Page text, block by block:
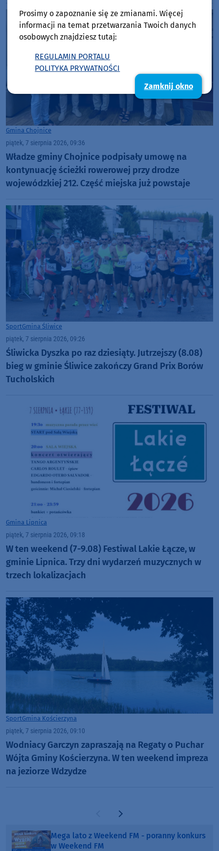
Gmina Chojnice
piątek, 7 sierpnia 2026, 09:36
Władze gminy Chojnice podpisały umowę na
kontynuację ścieżki rowerowej przy drodze
wojewódzkiej 212. Część miejska już powstaje
SportGmina Śliwice
piątek, 7 sierpnia 2026, 09:26
Śliwicka Dyszka po raz dziesiąty. Jutrzejszy (8.08)
bieg w gminie Śliwice zakończy Grand Prix Borów
Tucholskich
Gmina Lipnica
piątek, 7 sierpnia 2026, 09:18
W ten weekend (7-9.08) Festiwal Lakie Łącze, w
gminie Lipnica. Trzy dni wydarzeń muzycznych w
trzech lokalizacjach
SportGmina Kościerzyna
piątek, 7 sierpnia 2026, 09:10
Wodniacy Garczyn zapraszają na Regaty o Puchar
Wójta Gminy Kościerzyna. W ten weekend impreza
na jeziorze Wdzydze
Poprzednia strona
Następna strona
Mega lato z Weekend FM - poranny konkurs
w Weekend FM
Prosimy o zapoznanie się ze zmianami. Więcej
informacji na temat przetwarzania Twoich danych
osobowych znajdziesz tutaj:
REGULAMIN PORTALU
POLITYKA PRYWATNOŚCI
Zamknij okno